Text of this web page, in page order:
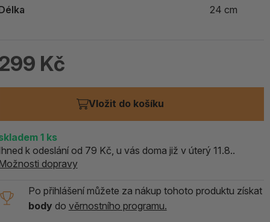
119 Kč
skladem > 5 ks
24 cm
Kč
Vložit do košíku
1 ks
k odeslání od 79 Kč, u vás doma již v úterý 11.8..
dopravy
Po přihlášení můžete za nákup tohoto produktu získat
body do věrnostního programu.